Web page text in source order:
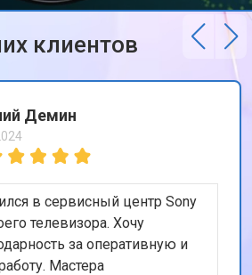
клиентов
Демин
в сервисный центр Sony
телевизора. Хочу
за оперативную и
Мастера